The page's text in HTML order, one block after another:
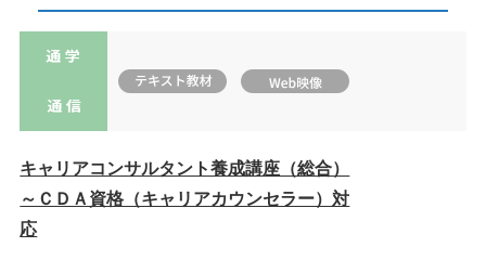
キャリアコンサルタント養成講座（総合）
～ＣＤＡ資格（キャリアカウンセラー）対
応